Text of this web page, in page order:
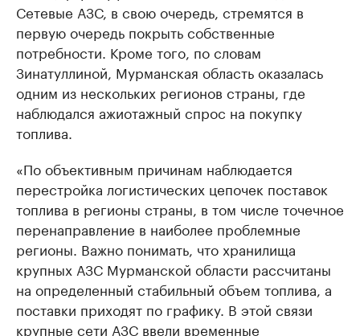
Сетевые АЗС, в свою очередь, стремятся в
первую очередь покрыть собственные
потребности. Кроме того, по словам
Зинатуллиной, Мурманская область оказалась
одним из нескольких регионов страны, где
наблюдался ажиотажный спрос на покупку
топлива.
«По объективным причинам наблюдается
перестройка логистических цепочек поставок
топлива в регионы страны, в том числе точечное
перенаправление в наиболее проблемные
регионы. Важно понимать, что хранилища
крупных АЗС Мурманской области рассчитаны
на определенный стабильный объем топлива, а
поставки приходят по графику. В этой связи
крупные сети АЗС ввели временные